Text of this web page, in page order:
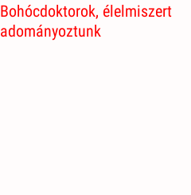
Bohócdoktorok, élelmiszert
adományoztunk